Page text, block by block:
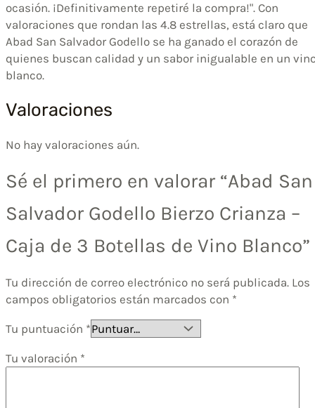
ocasión. ¡Definitivamente repetiré la compra!". Con
valoraciones que rondan las 4.8 estrellas, está claro que
Abad San Salvador Godello se ha ganado el corazón de
quienes buscan calidad y un sabor inigualable en un
blanco.
Valoraciones
No hay valoraciones aún.
Sé el primero en valorar “Abad San
Salvador Godello Bierzo Crianza –
Caja de 3 Botellas de Vino Blanco”
Tu dirección de correo electrónico no será publicada. Los
campos obligatorios están marcados con *
Tu puntuación *
Tu valoración *